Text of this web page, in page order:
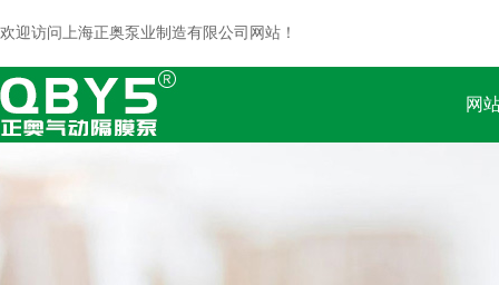
欢迎访问上海正奥泵业制造有限公司网站！
网